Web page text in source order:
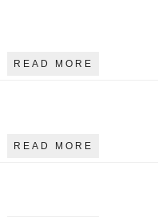
READ MORE
READ MORE